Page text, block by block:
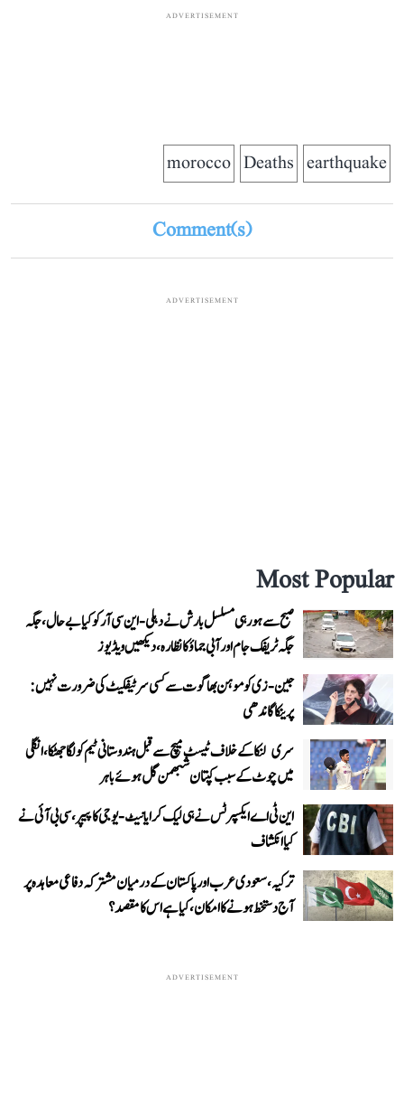
ADVERTISEMENT
earthquake
Deaths
morocco
Comment(s)
ADVERTISEMENT
Most Popular
صبح سے ہو رہی مسلسل بارش نے دہلی-این سی آر کو کیا بے حال، جگہ
جگہ ٹریفک جام اور آبی جماؤ کا نظارہ، دیکھیں ویڈیوز
جین-زی کو موہن بھاگوت سے کسی سرٹیفکیٹ کی ضرورت نہیں:
پرینکا گاندھی
سری لنکا کے خلاف ٹیسٹ میچ سے قبل ہندوستانی ٹیم کو لگا جھٹکا، انگلی
میں چوٹ کے سبب کپتان شبھمن گل ہوئے باہر
این ٹی اے ایکسپرٹس نے ہی لیک کرایا نیٹ-یوجی کا پیپر، سی بی آئی نے
کیا انکشاف
ترکیہ، سعودی عرب اور پاکستان کے درمیان مشترکہ دفاعی معاہدہ پر
آج دستخط ہونے کا امکان، کیا ہے اس کا مقصد؟
ADVERTISEMENT